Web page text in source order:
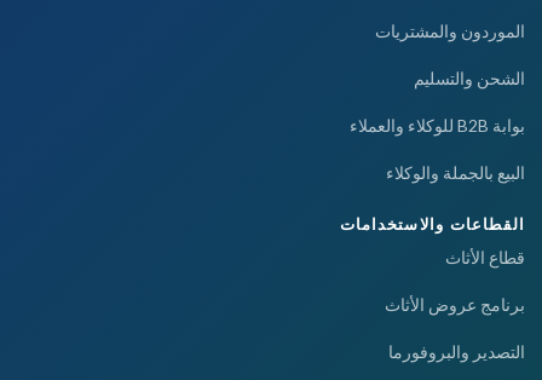
الموردون والمشتريات
الشحن والتسليم
بوابة B2B للوكلاء والعملاء
البيع بالجملة والوكلاء
القطاعات والاستخدامات
قطاع الأثاث
برنامج عروض الأثاث
التصدير والبروفورما